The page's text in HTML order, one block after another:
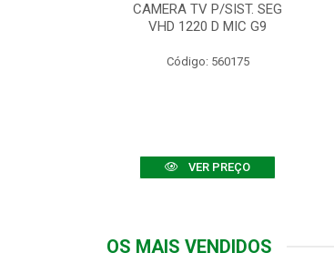
CAMERA TV P/SIST. SEG
VHD 1220 D MIC G9
Código: 560175
VER PREÇO
OS MAIS VENDIDOS